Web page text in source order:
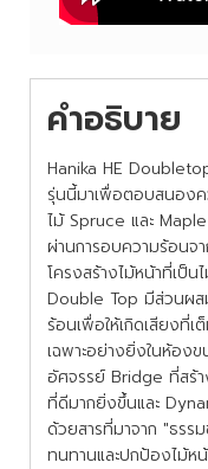
คำอธิบาย
Hanika HE
รุ่นนี้มาเพื่อตอบสนอง
ไม้ Spruce และ
ผ่านการอบความร้อนจ
โครงสร้างไม้หน้าที่เป็
Double Top มีส่วนผ
ร้อนเพื่อให้เกิดเสียงที่
เฉพาะอย่างยิ่งในห้อง
อัศจรรย์ Bridge ที่สร้
ที่ดีมากยิ่งขึ้นและ
ด้วยสารที่มาจาก "ธรร
ทนทานและปกป้องไม้ห